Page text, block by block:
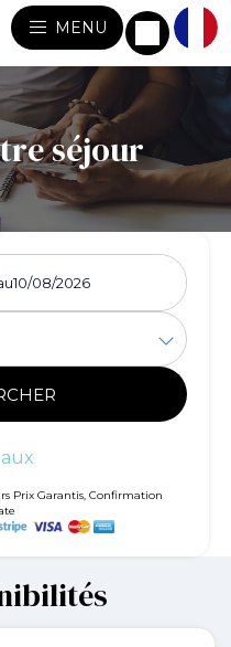
MENU
séjour
Prix Garantis, Confirmation